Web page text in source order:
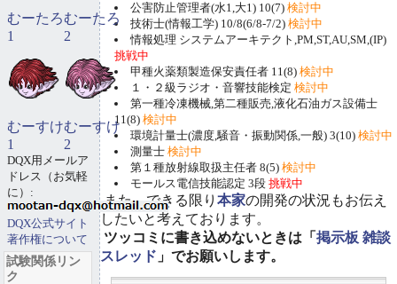
公害防止管理者(水1,大1) 10(7) 検討中
技術士(情報工学) 10/8(6/8-7/2) 検討中
情報処理 システムアーキテクト,PM,ST,AU,SM,(IP)
挑戦中
甲種火薬類製造保安責任者 11(8) 検討中
１・２級ラジオ・音響技能検定 検討中
第一種冷凍機械,第二種販売,液化石油ガス設備士
11(8) 検討中
環境計量士(濃度,騒音・振動関係,一般) 3(10) 検討中
測量士 検討中
第１種放射線取扱主任者 8(5) 検討中
モールス電信技能認定 3段 挑戦中
また、できる限り 本家の開発の状況もお伝え
したいと考えております。
ツッコミに書き込めないときは「 掲示板 雑談
スレッド 」でお願いします。
むーたろ
1
むーたろ
2
むーすけ
1
むーすけ
2
DQX用メールア
ドレス（お気軽
に）:
DQX公式サイト
著作権について
試験関係リン
ク